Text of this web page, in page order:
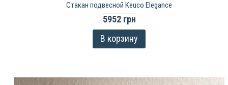
Стакан подвесной Keuco Elegance
5952 грн
В корзину